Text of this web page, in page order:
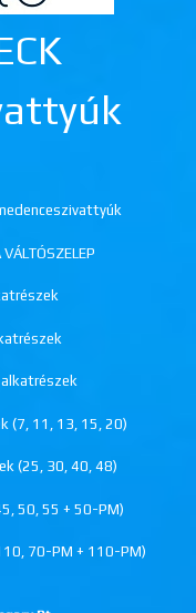
alkatrészek
(7, 11, 13, 15, 20)
(25, 30, 40, 48)
50, 55 + 50-PM)
70-PM + 110-PM)